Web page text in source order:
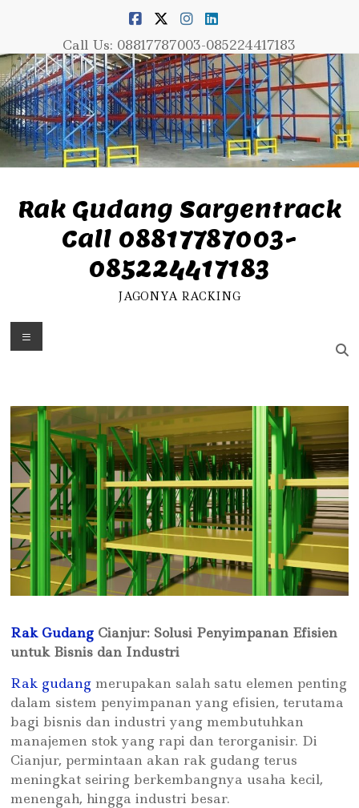
Call Us: 08817787003-085224417183
Rak Gudang Sargentrack
Call 08817787003-
085224417183
JAGONYA RACKING
Menu
Rak Gudang Cianjur: Solusi Penyimpanan Efisien
untuk Bisnis dan Industri
Rak gudang merupakan salah satu elemen penting
dalam sistem penyimpanan yang efisien, terutama
bagi bisnis dan industri yang membutuhkan
manajemen stok yang rapi dan terorganisir. Di
Cianjur, permintaan akan rak gudang terus
meningkat seiring berkembangnya usaha kecil,
menengah, hingga industri besar.